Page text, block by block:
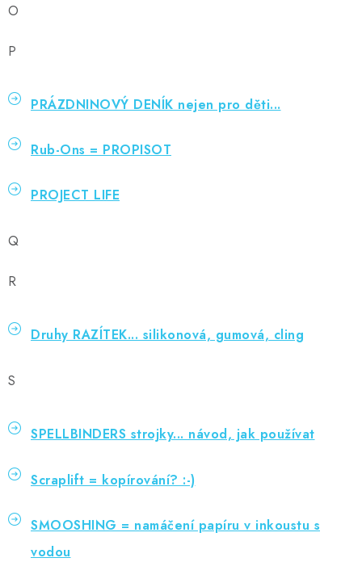
O
P
PRÁZDNINOVÝ DENÍK nejen pro děti...
Rub-Ons = PROPISOT
PROJECT LIFE
Q
R
Druhy RAZÍTEK... silikonová, gumová, cling
S
SPELLBINDERS strojky... návod, jak používat
Scraplift = kopírování? :-)
SMOOSHING = namáčení papíru v inkoustu s
vodou